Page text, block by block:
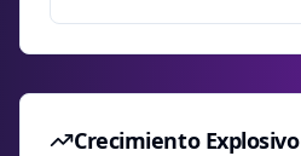
Crecimiento Explosivo